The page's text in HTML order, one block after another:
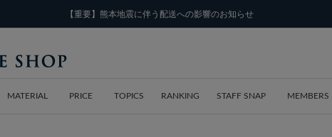
【重要】熊本地震に伴う配送への影響のお知らせ
MATERIAL PRICE TOPICS RANKING STAFF SNAP MEMBERS